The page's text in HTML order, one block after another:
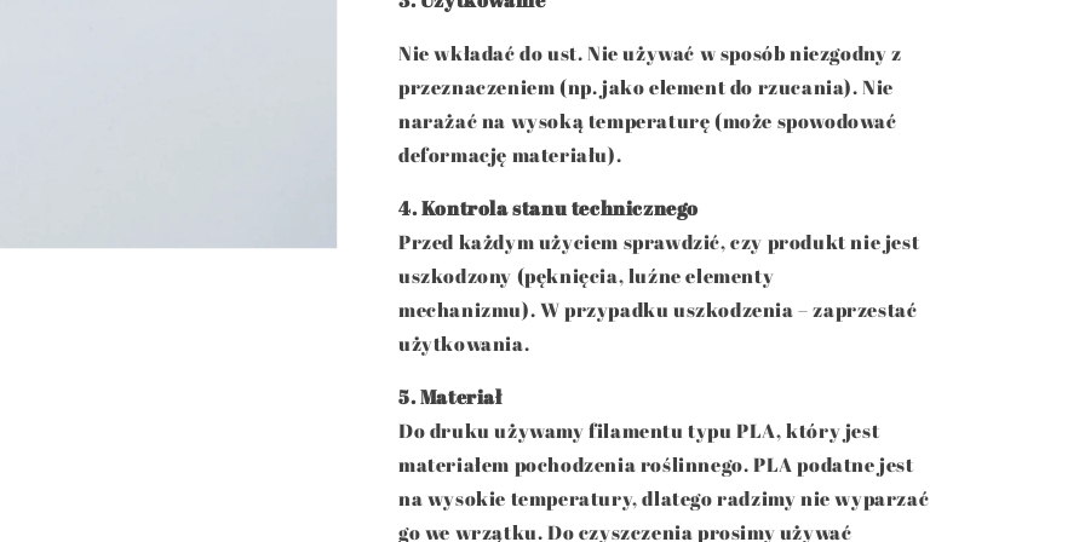
Nie wkładać do ust. Nie używać w sposób niezgodny z
przeznaczeniem (np. jako element do rzucania). Nie
narażać na wysoką temperaturę (może spowodować
deformację materiału).
4. Kontrola stanu technicznego
Przed każdym użyciem sprawdzić, czy produkt nie jest
uszkodzony (pęknięcia, luźne elementy
mechanizmu). W przypadku uszkodzenia – zaprzestać
użytkowania.
5. Materiał
Do druku używamy filamentu typu PLA, który jest
materiałem pochodzenia roślinnego. PLA podatne jest
na wysokie temperatury, dlatego radzimy nie wyparzać
go we wrzątku. Do czyszczenia prosimy używać